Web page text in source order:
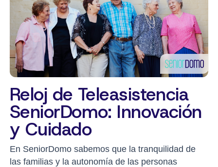
Reloj de Teleasistencia
SeniorDomo: Innovación
y Cuidado
En SeniorDomo sabemos que la tranquilidad de
las familias y la autonomía de las personas